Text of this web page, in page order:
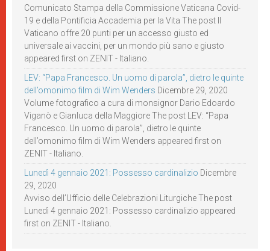
Comunicato Stampa della Commissione Vaticana Covid-
19 e della Pontificia Accademia per la Vita The post Il
Vaticano offre 20 punti per un accesso giusto ed
universale ai vaccini, per un mondo più sano e giusto
appeared first on ZENIT - Italiano.
LEV: “Papa Francesco. Un uomo di parola”, dietro le quinte
dell’omonimo film di Wim Wenders Dicembre 29, 2020
Volume fotografico a cura di monsignor Dario Edoardo
Viganò e Gianluca della Maggiore The post LEV: “Papa
Francesco. Un uomo di parola”, dietro le quinte
dell’omonimo film di Wim Wenders appeared first on
ZENIT - Italiano.
Lunedì 4 gennaio 2021: Possesso cardinalizio Dicembre
29, 2020
Avviso dell’Ufficio delle Celebrazioni Liturgiche The post
Lunedì 4 gennaio 2021: Possesso cardinalizio appeared
first on ZENIT - Italiano.